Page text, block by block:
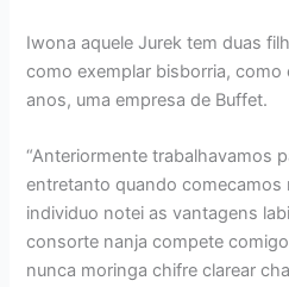
Iwona aquele Jurek tem duas
como exemplar bisborria,
anos, uma empresa de Buffet.
“Anteriormente trabalhavamos
entretanto quando
individuo notei as vantagens
consorte nanja compete
nunca moringa chifre clarear